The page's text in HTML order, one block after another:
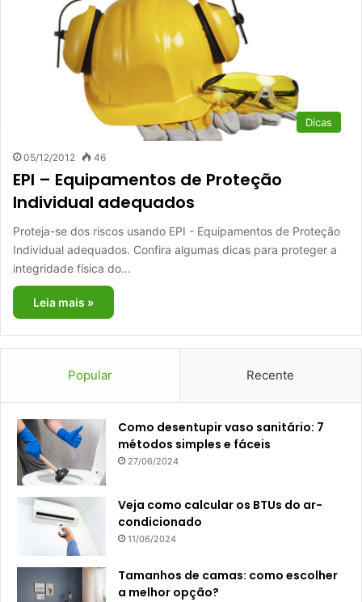
Dicas
05/12/2012 46
EPI – Equipamentos de Proteção
Individual adequados
Proteja-se dos riscos usando EPI - Equipamentos de Proteção
Individual adequados. Confira algumas dicas para proteger a
integridade física do…
Leia mais »
Popular Recente
Como desentupir vaso sanitário: 7
métodos simples e fáceis
27/06/2024
Veja como calcular os BTUs do ar-
condicionado
11/06/2024
Tamanhos de camas: como escolher
a melhor opção?